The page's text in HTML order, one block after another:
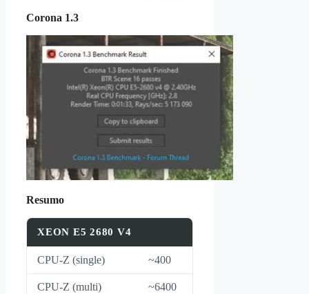
Corona 1.3
Resumo
XEON E5 2680 V4
CPU-Z (single) ~400
CPU-Z (multi) ~6400